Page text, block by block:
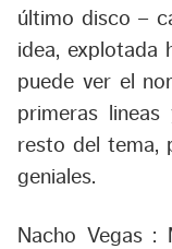
último disco –
idea, explotada
puede ver el
primeras
resto del tema,
geniales.
Nacho Vegas :